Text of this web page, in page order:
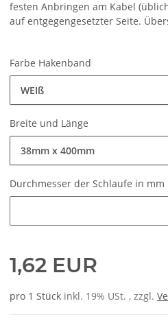
festen Anbringen am Kabel
auf entgegengesetzter Seite.
Farbe Hakenband
WEIß
Breite und Länge
38mm x 400mm
Durchmesser der Schlaufe in mm
1,62 EUR
pro 1 Stück inkl. 19% USt. , zzgl.